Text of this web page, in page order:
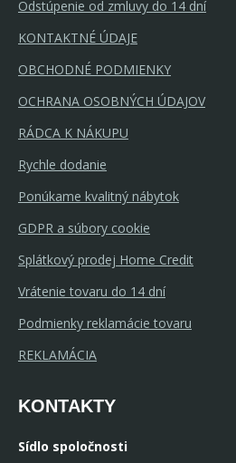
Odstúpenie od zmluvy do 14 dní
KONTAKTNÉ ÚDAJE
OBCHODNÉ PODMIENKY
OCHRANA OSOBNÝCH ÚDAJOV
RÁDCA K NÁKUPU
Rychle dodanie
Ponúkame kvalitný nábytok
GDPR a súbory cookie
Splátkový prodej Home Credit
Vrátenie tovaru do 14 dní
Podmienky reklamácie tovaru
REKLAMÁCIA
KONTAKTY
Sídlo spoločnosti